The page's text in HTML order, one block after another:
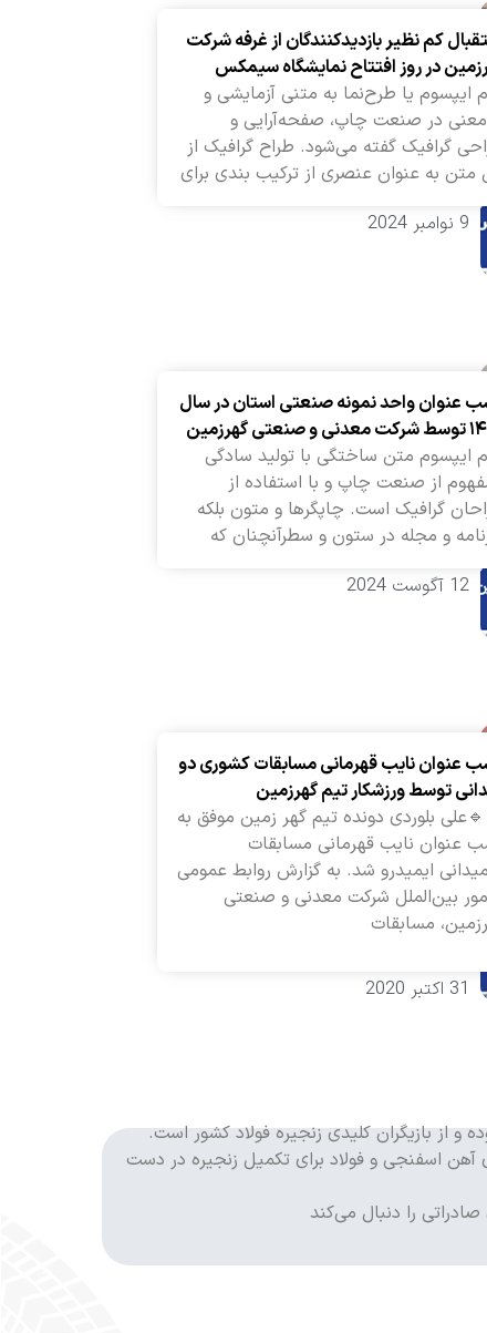
کم نظیر بازدیدکنندگان از غرفه شرکت
در روز افتتاح نمایشگاه سیمکس
ایپسوم یا طرح‌نما به متنی آزمایشی و
در صنعت چاپ، صفحه‌آرایی و
گرافیک گفته می‌شود. طراح گرافیک از
متن به عنوان عنصری از ترکیب بندی برای
9 نوامبر 2024
عنوان واحد نمونه صنعتی استان در سال
گهرزمین
ایپسوم متن ساختگی با تولید سادگی
از صنعت چاپ و با استفاده از
گرافیک است. چاپگرها و متون بلکه
و مجله در ستون و سطرآنچنان که
12 آگوست 2024
عنوان نایب قهرمانی مسابقات کشوری دو
توسط ورزشکار تیم گهرزمین
بلوردی دونده تیم گهر زمین موفق به
عنوان نایب قهرمانی مسابقات
ایمیدرو شد. به گزارش روابط عمومی
بین‌الملل شرکت معدنی و صنعتی
مسابقات
31 اکتبر 2020
تن و گندله ۵ میلیون تن در سال است و طرح‌های آهن اسفنجی و فولاد برای تکمیل زنجیره در دست
را دنبال می‌کند